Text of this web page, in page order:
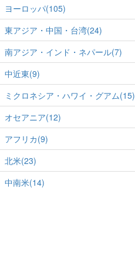
ヨーロッパ(105)
東アジア・中国・台湾(24)
南アジア・インド・ネパール(7)
中近東(9)
ミクロネシア・ハワイ・グアム(15)
オセアニア(12)
アフリカ(9)
北米(23)
中南米(14)